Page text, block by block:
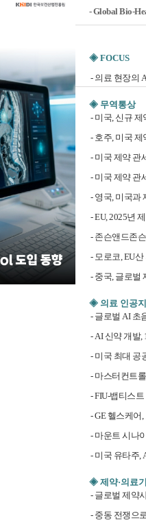
- Global Bio-
◈ FOCUS
- 의료 현장의
◈ 무역통상
- 미국, 신규
- 호주, 미국
- 미국 제약 관
- 미국 제약 관
- 영국, 미국과
-EU, 2025년
- 존슨앤드존
- 모로코, EU
- 중국, 글로벌
◈ 의료 인공
- 글로벌 AI 초
-AI 신약 개발,
- 미국 최대 공
- 마스터컨트
-FIU-뱁티스
-GE 헬스케어
- 마운트 시나
- 미국 유타주,
◈ 제약·의료
- 글로벌 제약
- 중동 전쟁으